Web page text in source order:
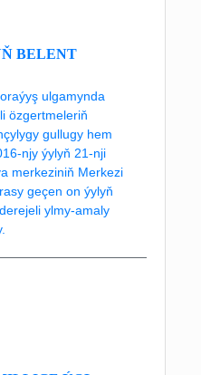
BELENT
ulgamynda
özgertmeleriň
gullugy hem
njy ýylyň 21-nji
merkeziniň Merkezi
geçen on ýylyň
ylmy-amaly